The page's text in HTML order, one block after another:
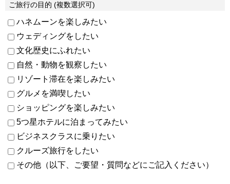
ご旅行の目的 (複数選択可)
ハネムーンを楽しみたい
ウェディングをしたい
文化歴史にふれたい
自然・動物を観察したい
リゾート滞在を楽しみたい
グルメを満喫したい
ショッピングを楽しみたい
5つ星ホテルに泊まってみたい
ビジネスクラスに乗りたい
クルーズ旅行をしたい
その他（以下、ご要望・質問などにご記入ください）